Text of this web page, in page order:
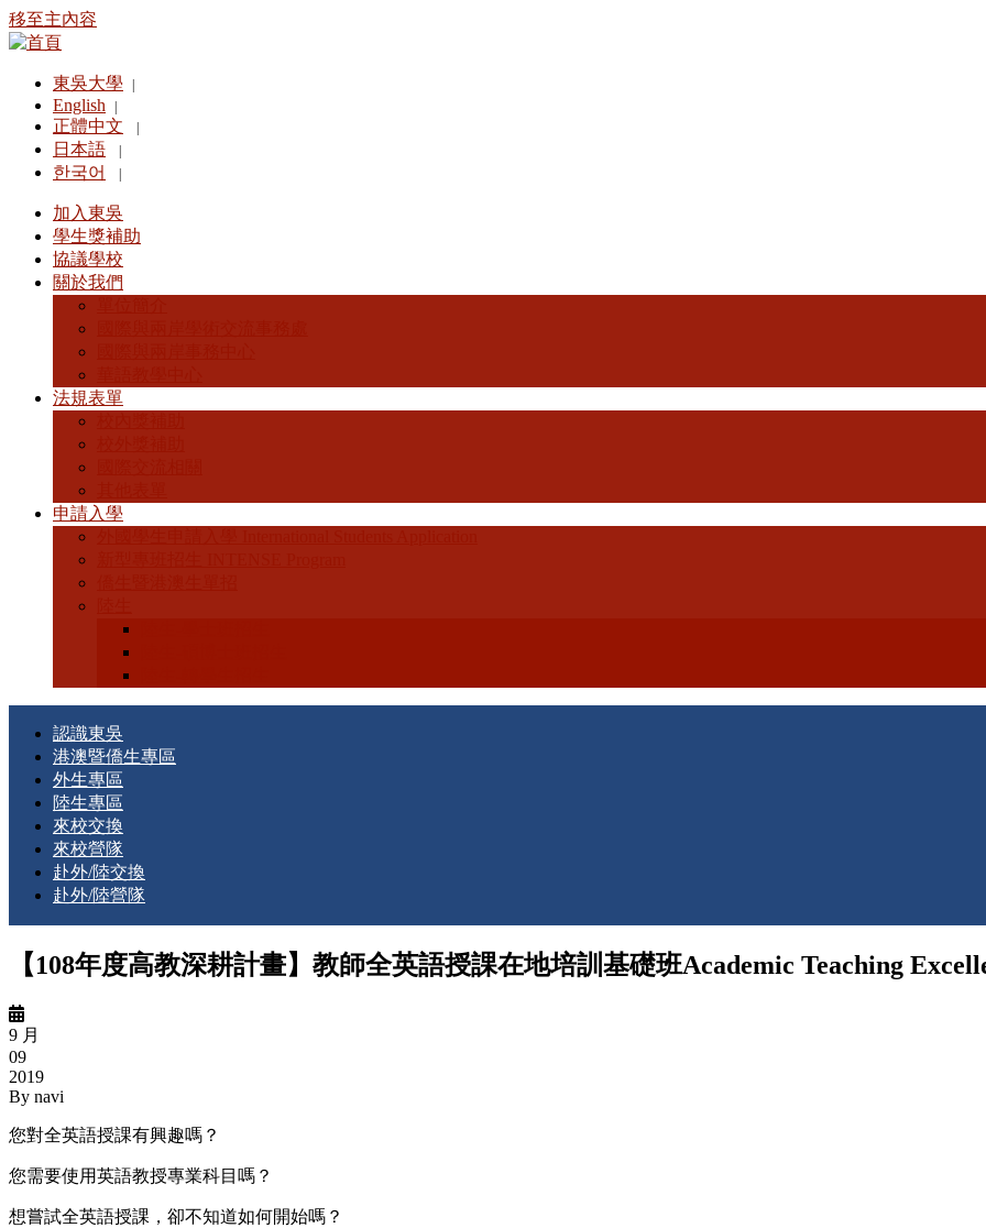
移至主內容
東吳大學
English
正體中文
日本語
한국어
加入東吳
學生獎補助
協議學校
關於我們
法規表單
申請入學
認識東吳
港澳暨僑生專區
外生專區
陸生專區
來校交換
來校營隊
赴外/陸交換
赴外/陸營隊
【108年度高教深耕計畫】教師全英語授課在地培訓基礎班Academic Teaching
9 月
09
2019
By navi
您對全英語授課有興趣嗎？
您需要使用英語教授專業科目嗎？
想嘗試全英語授課，卻不知道如何開始嗎？